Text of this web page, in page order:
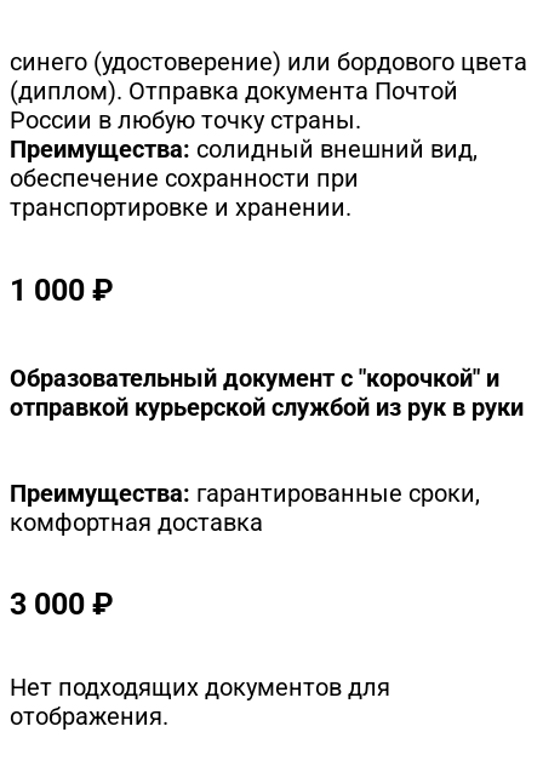
синего (удостоверение) или бордового цвета
(диплом). Отправка документа Почтой
России в любую точку страны.
Преимущества: солидный внешний вид,
обеспечение сохранности при
транспортировке и хранении.
1 000 ₽
Образовательный документ с "корочкой" и
отправкой курьерской службой из рук в руки
Преимущества: гарантированные сроки,
комфортная доставка
3 000 ₽
Нет подходящих документов для
отображения.